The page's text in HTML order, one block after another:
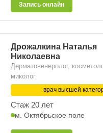
Запись онлайн
Дрожалкина Наталья
Николаевна
Дерматовенеролог,
миколог
врач высшей
Стаж 20 лет
м. Октябрьское поле